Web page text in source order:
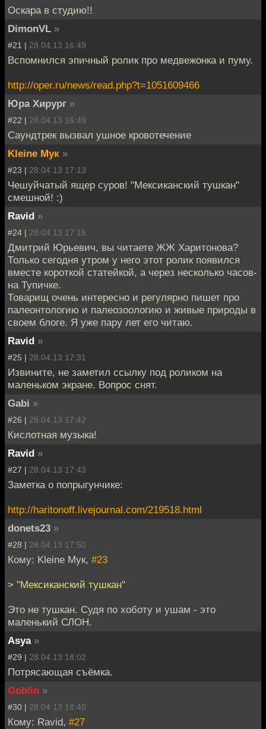
Оскара в студию!!
DimonVL »
#21 | 28.04.13 16:49
Вспомнился эпичный ролик про медвежонка и пуму.
http://oper.ru/news/read.php?t=1051609466
Юра Хирург »
#22 | 28.04.13 16:49
Саундтрек вызвал ушное кровотечение
Kleine Мук »
#23 | 28.04.13 17:13
Чешуйчатый ящер суров! "Мексиканский тушкан"
смешной! :)
Ravid »
#24 | 28.04.13 17:16
Дмитрий Юрьевич, вы читаете ЖЖ Харитонова?
Только сегодня утром у него этот ролик появился
вместе короткой статейкой, а через несколько часов-
на Тупичке.
Товарищ очень интересно и регулярно пишет про
палеонтологию и палеозоологию и живые природы в
своем блоге. Я уже пару лет его читаю.
Ravid »
#25 | 28.04.13 17:31
Извините, не заметил ссылку под роликом на
маленьком экране. Вопрос снят.
Gabi »
#26 | 28.04.13 17:42
Кислотная музыка!
Ravid »
#27 | 28.04.13 17:43
Заметка о попрыгунчике:
http://haritonoff.livejournal.com/219518.html
donets23 »
#28 | 28.04.13 17:50
Кому: Kleine Мук, #23
> "Мексиканский тушкан"
Это не тушкан. Судя по хоботу и ушам - это
маленький СЛОН.
Asya »
#29 | 28.04.13 18:02
Потрясающая съёмка.
Goblin »
#30 | 28.04.13 18:40
Кому: Ravid, #27